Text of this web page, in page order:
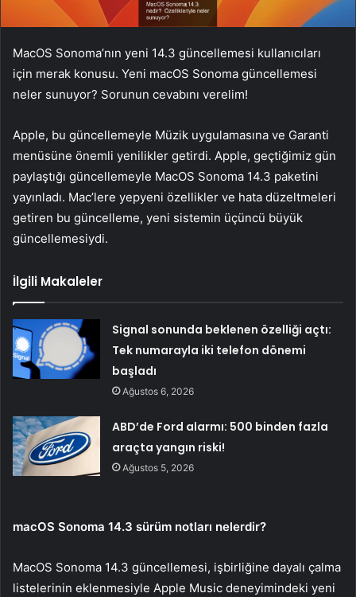
MacOS Sonoma‌‌’nın yeni 14.3‌ güncellemesi kullanıcıları
için merak konusu. Yeni macOS Sonoma güncellemesi
neler sunuyor? Sorunun cevabını verelim!
Apple, bu güncellemeyle Müzik uygulamasına ve Garanti
menüsüne önemli yenilikler getirdi. Apple, geçtiğimiz gün
paylaştığı güncellemeyle MacOS Sonoma 14.3 paketini
yayınladı. Mac’lere yepyeni özellikler ve hata düzeltmeleri
getiren bu güncelleme, yeni sistemin üçüncü büyük
güncellemesiydi.
İlgili Makaleler
Signal sonunda beklenen özelliği açtı:
Tek numarayla iki telefon dönemi
başladı
Ağustos 6, 2026
ABD’de Ford alarmı: 500 binden fazla
araçta yangın riski!
Ağustos 5, 2026
macOS Sonoma 14.3 sürüm notları nelerdir?
MacOS Sonoma 14.3 güncellemesi, işbirliğine dayalı çalma
listelerinin eklenmesiyle Apple Music deneyimindeki yeni